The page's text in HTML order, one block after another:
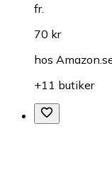
fr.
70 kr
hos
+11 butiker